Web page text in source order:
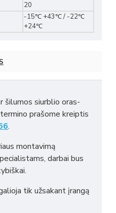
20
-15℃ +43℃ / -22℃
+24℃
šilumos siurblio oras-
prašome kreiptis
.
montavimą
darbai bus
tik užsakant įrangą